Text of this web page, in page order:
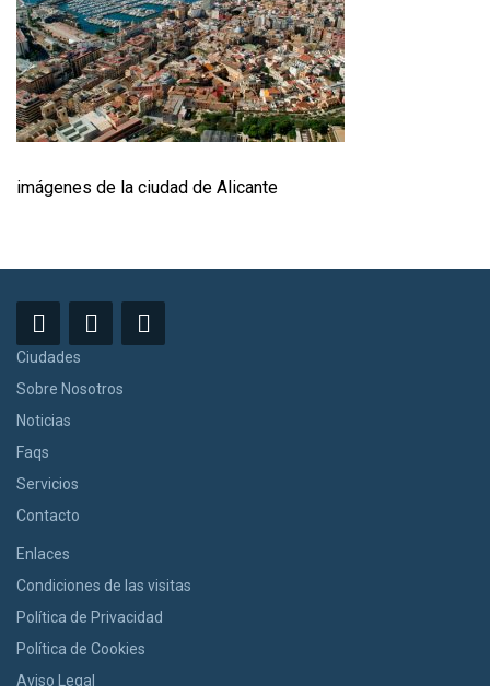
imágenes de la ciudad de Alicante
Ciudades
Sobre Nosotros
Noticias
Faqs
Servicios
Contacto
Enlaces
Condiciones de las visitas
Política de Privacidad
Política de Cookies
Aviso Legal